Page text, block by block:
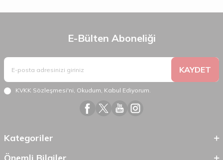
E-Bülten Aboneliği
KAYDET
KVKK Sözleşmesi'ni, Okudum, Kabul Ediyorum.
Kategoriler